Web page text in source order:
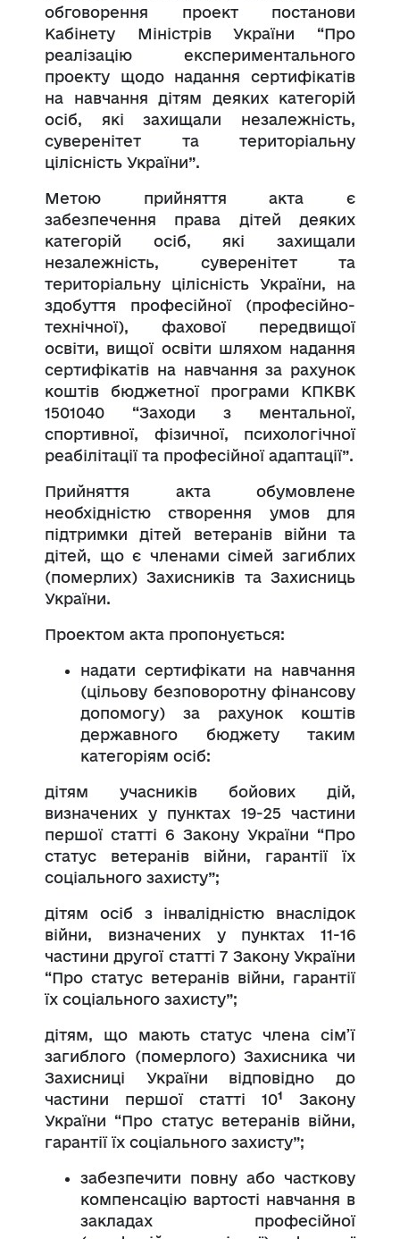
обговорення проект постанови
Кабінету Міністрів України “Про
реалізацію експериментального
проекту щодо надання сертифікатів
на навчання дітям деяких категорій
осіб, які захищали незалежність,
суверенітет та територіальну
цілісність України”.
Метою прийняття акта є
забезпечення права дітей деяких
категорій осіб, які захищали
незалежність, суверенітет та
територіальну цілісність України, на
здобуття професійної (професійно-
технічної), фахової передвищої
освіти, вищої освіти шляхом надання
сертифікатів на навчання за рахунок
коштів бюджетної програми КПКВК
1501040 “Заходи з ментальної,
спортивної, фізичної, психологічної
реабілітації та професійної адаптації”.
Прийняття акта обумовлене
необхідністю створення умов для
підтримки дітей ветеранів війни та
дітей, що є членами сімей загиблих
(померлих) Захисників та Захисниць
України.
Проектом акта пропонується:
надати сертифікати на навчання
(цільову безповоротну фінансову
допомогу) за рахунок коштів
державного бюджету таким
категоріям осіб:
дітям учасників бойових дій,
визначених у пунктах 19-25 частини
першої статті 6 Закону України “Про
статус ветеранів війни, гарантії їх
соціального захисту”;
дітям осіб з інвалідністю внаслідок
війни, визначених у пунктах 11-16
частини другої статті 7 Закону України
“Про статус ветеранів війни, гарантії
їх соціального захисту”;
дітям, що мають статус члена сім’ї
загиблого (померлого) Захисника чи
Захисниці України відповідно до
частини першої статті 101
Закону
України “Про статус ветеранів війни,
гарантії їх соціального захисту”;
забезпечити повну або часткову
компенсацію вартості навчання в
закладах професійної